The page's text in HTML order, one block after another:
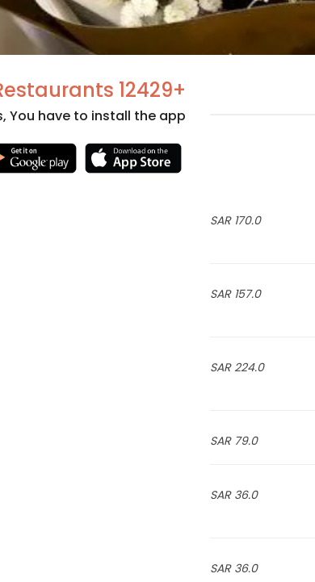
170.0 SAR
157.0 SAR
224.0 SAR
79.0 SAR
36.0 SAR
36.0 SAR
+12429 Restaurants
You have to install the app.